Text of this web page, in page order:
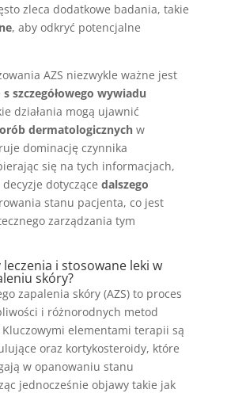
zleca dodatkowe badania, takie
, aby odkryć potencjalne
AZS niezwykle ważne jest
s szczegółowego wywiadu
działania mogą ujawnić
dermatologicznychw
dominację czynnika
się na tych informacjach,
dotyczące dalszego
stanu pacjenta, co jest
zarządzania tym
leczenia i stosowane leki w
skóry?
zapalenia skóry (AZS) to proces
i różnorodnych metod
elementami terapii są
oraz kortykosteroidy, które
w opanowaniu stanu
jednocześnie objawy takie jak